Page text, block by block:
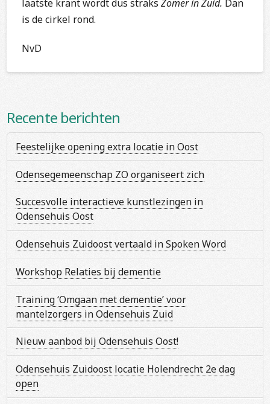
laatste krant wordt dus straksZomer in Zuid. Dan
is de cirkel rond.
NvD
Recente berichten
Feestelijke opening extra locatie in Oost
Odensegemeenschap ZO organiseert zich
Succesvolle interactieve kunstlezingen in
Odensehuis Oost
Odensehuis Zuidoost vertaald in Spoken Word
Workshop Relaties bij dementie
Training ‘Omgaan met dementie’ voor
mantelzorgers in Odensehuis Zuid
Nieuw aanbod bij Odensehuis Oost!
Odensehuis Zuidoost locatie Holendrecht 2e dag
open